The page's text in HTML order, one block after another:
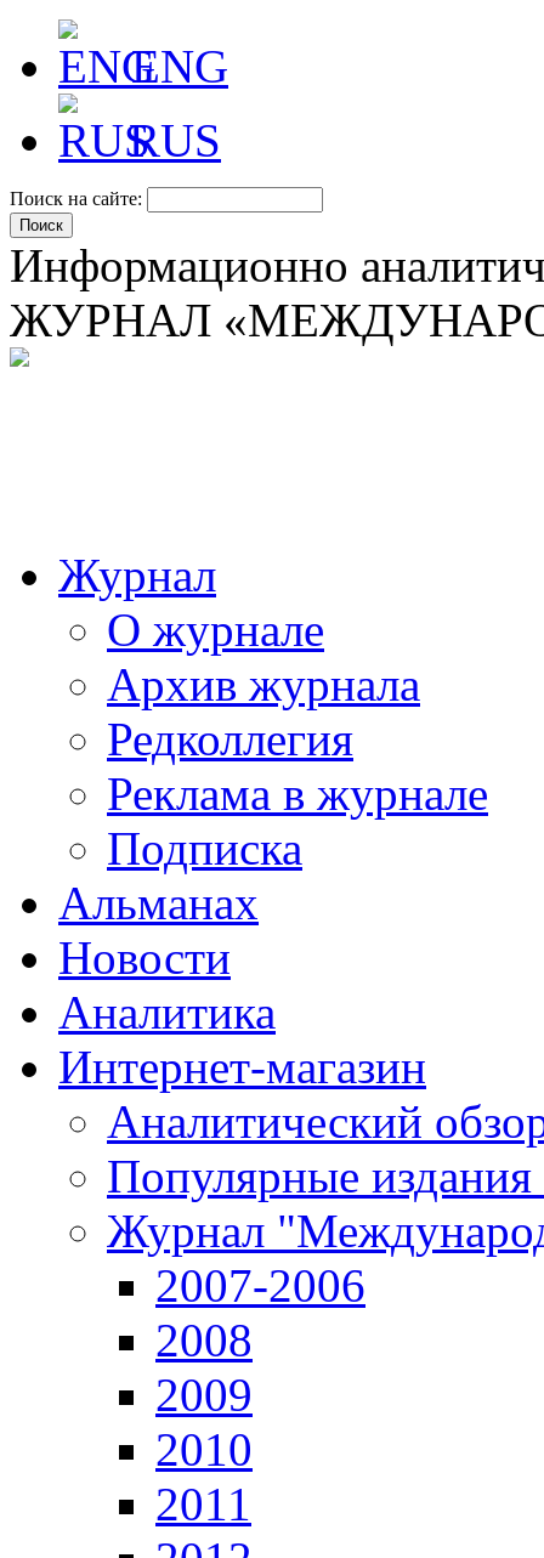
ENG
RUS
Поиск на сайте:
Информационно
ЖУРНАЛ
Журнал
О журнале
Архив журнала
Редколлегия
Реклама в журнале
Подписка
Альманах
Новости
Аналитика
Интернет-магазин
Аналитический
Популярные
Журнал
2007-2006
2008
2009
2010
2011